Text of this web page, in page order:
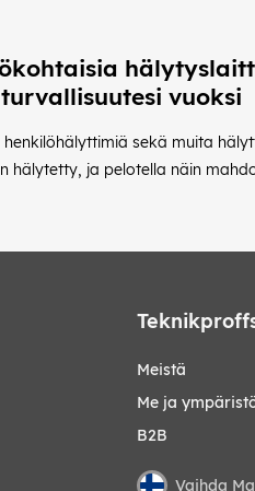
turvallisuutesi vuoksi
sekä muita
hälytetty, ja pelotella näin
Meistä
Me ja
B2B
Vaihda